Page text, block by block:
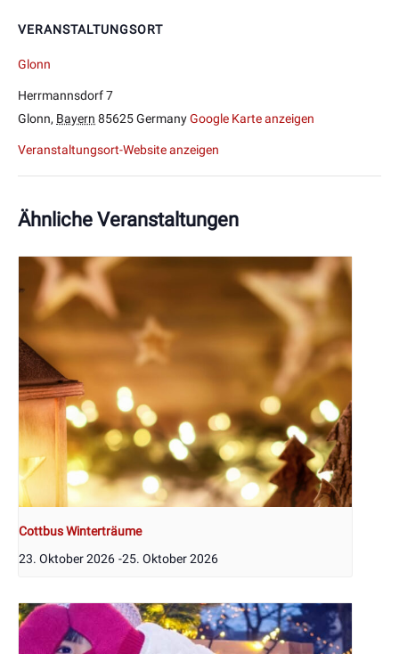
VERANSTALTUNGSORT
Glonn
Herrmannsdorf 7
Glonn, Bayern 85625GermanyGoogle Karte anzeigen
Veranstaltungsort-Website anzeigen
Ähnliche Veranstaltungen
Cottbus Winterträume
23. Oktober 2026 -25. Oktober 2026